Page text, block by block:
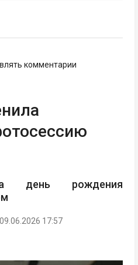
комментарии
день рождения
09.06.2026 17:57